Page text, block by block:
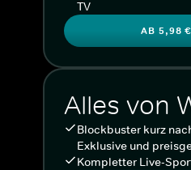
TV
AB 5,98
Alles von
Blockbuster kurz
Exklusive und
Kompletter Live-